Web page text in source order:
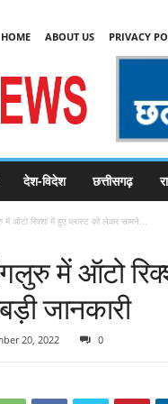
HOME ABOUT US PRIVACY
देश-विदेश छत्तीसगढ़
ऑटो रिक्शा में हुए ब्लास्ट को लेकर सामने...
में ऑटो
जानकारी
20, 2022 0